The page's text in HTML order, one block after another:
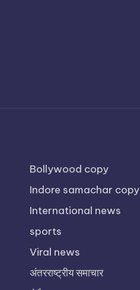
Bollywood copy
Indore samachar copy
International news
sports
Viral news
अंतरराष्ट्रीय समाचार